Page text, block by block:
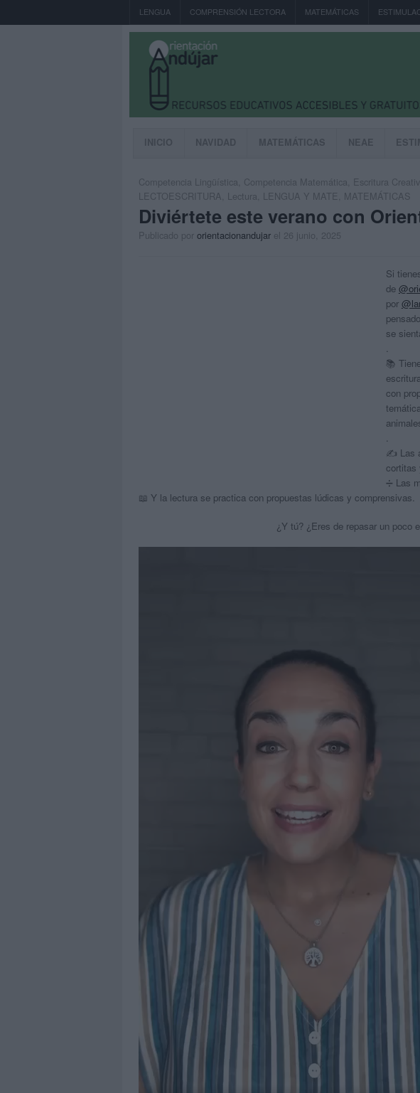
LENGUA COMPRENSIÓN LECTORA MATEMÁTICAS
INICIO NAVIDAD MATEMÁTICAS NEAE
Competencia Lingüística Competencia Matemática Escritura
LECTOESCRITURA Lectura LENGUA Y MATE MATEMÁTICAS
Diviértete este verano con
Publicado por orientacionandujar el 26 junio, 2025
Si
de
por
se
📚
con
✍️ Las
cortitas
➗ Las
📖 Y la lectura se practica con propuestas lúdicas y comprensivas.
¿Y tú? ¿Eres de repasar un poco